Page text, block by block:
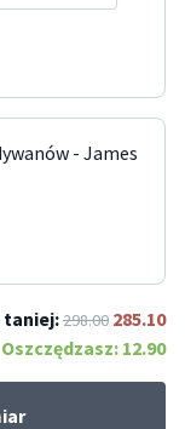
- James
taniej:298.00 285.10
Oszczędzasz: 12.90